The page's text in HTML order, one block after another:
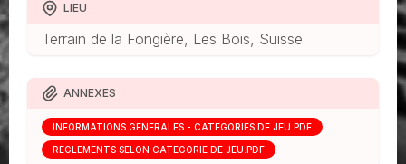
LIEU
Terrain de la Fongière, Les Bois, Suisse
ANNEXES
INFORMATIONS GÉNÉRALES - CATÉGORIES DE JEU.PDF
RÈGLEMENTS SELON CATÉGORIE DE JEU.PDF